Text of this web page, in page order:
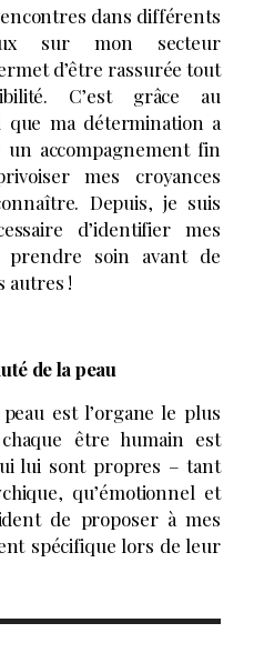
dans différents
sur mon secteur
d’être rassurée tout
C’est grâce au
que ma détermination a
un accompagnement fin
mes croyances
Depuis, je suis
d’identifier mes
prendre soin avant de
autres !
de la peau
est l’organe le plus
être humain est
lui sont propres – tant
qu’émotionnel et
de proposer à mes
spécifique lors de leur